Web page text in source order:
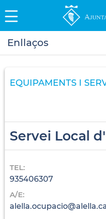
Enllaços
EQUIPAMENTS I
Servei Local
TEL:
935406307
A/E: